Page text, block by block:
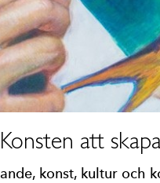
Konsten att
konst, kultur och